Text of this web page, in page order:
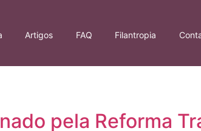
Artigos FAQ Filantropia
pela Reforma